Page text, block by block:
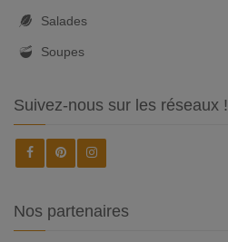
Salades
Soupes
Suivez-nous sur les réseaux !
Nos partenaires